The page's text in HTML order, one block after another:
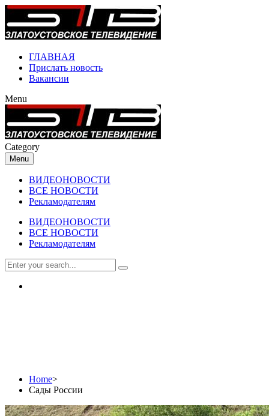
ГЛАВНАЯ
Прислать новость
Вакансии
Menu
Category
Menu
ВИДЕОНОВОСТИ
ВСЕ НОВОСТИ
Рекламодателям
ВИДЕОНОВОСТИ
ВСЕ НОВОСТИ
Рекламодателям
Home>
Сады России